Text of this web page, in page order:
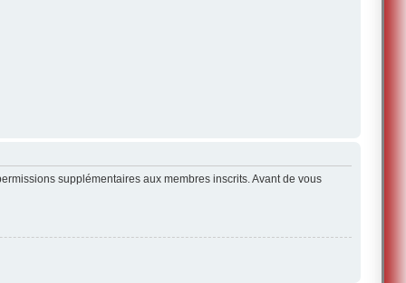
supplémentaires aux membres inscrits. Avant de vous